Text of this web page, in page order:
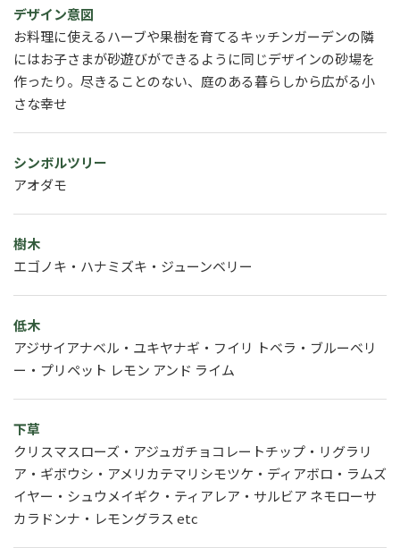
デザイン意図
お料理に使えるハーブや果樹を育てるキッチンガーデンの隣
にはお子さまが砂遊びができるように同じデザインの砂場を
作ったり。尽きることのない、庭のある暮らしから広がる小
さな幸せ
シンボルツリー
アオダモ
樹木
エゴノキ・ハナミズキ・ジューンベリー
低木
アジサイアナベル・ユキヤナギ・フイリ トベラ・ブルーベリ
ー・プリペット レモン アンド ライム
下草
クリスマスローズ・アジュガチョコレートチップ・リグラリ
ア・ギボウシ・アメリカテマリシモツケ・ディアボロ・ラムズ
イヤー・シュウメイギク・ティアレア・サルビア ネモローサ
カラドンナ・レモングラス etc